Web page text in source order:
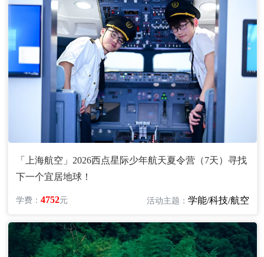
「上海航空」2026西点星际少年航天夏令营（7天）寻找
下一个宜居地球！
学费：4752元 活动主题： 学能/科技/航空